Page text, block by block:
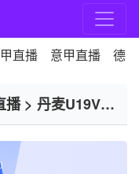
直播 意甲直播 德
播> 丹麦U19VS